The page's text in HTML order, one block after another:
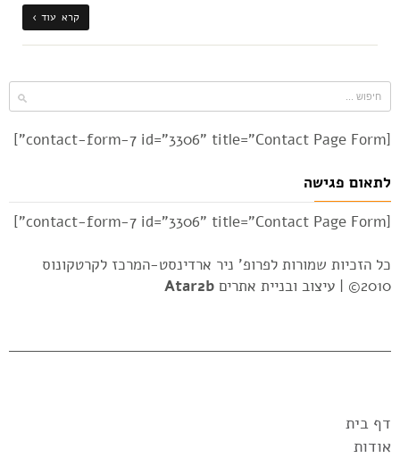
קרא עוד ›
[contact-form-7 id="3306" title="Contact Page Form"]
לתאום פגישה
[contact-form-7 id="3306" title="Contact Page Form"]
כל הזכיות שמורות לפרופ' ניר ארדינסט-המרכז לקרטקונוס
2010© |
עיצוב ובניית אתרים Atar2b
דף בית
אודות